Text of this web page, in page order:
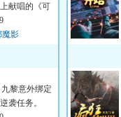
献唱的《可
魔影
黎意外绑定
袭任务。